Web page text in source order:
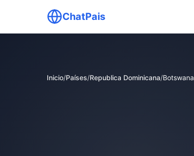
ChatPais
Inicio/Países/Republica Dominicana/Botswana